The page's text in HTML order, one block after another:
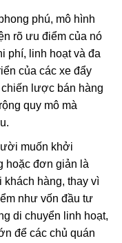
phú, mô hình
rõ ưu điểm của nó
phí, linh hoạt và đa
của các xe đẩy
lược bán hàng
quy mô mà
muốn khởi
hoặc đơn giản là
khách hàng, thay vì
như vốn đầu tư
di chuyển linh hoạt,
để các chủ quán